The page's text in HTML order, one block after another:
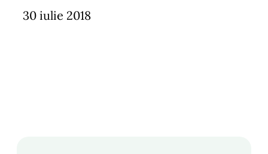
30 iulie 2018